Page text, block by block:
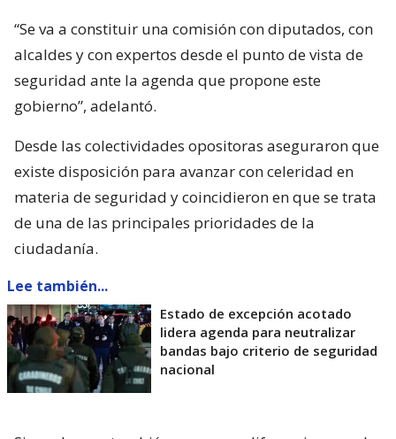
“Se va a constituir una comisión con diputados, con
alcaldes y con expertos desde el punto de vista de
seguridad ante la agenda que propone este
gobierno”, adelantó.
Desde las colectividades opositoras aseguraron que
existe disposición para avanzar con celeridad en
materia de seguridad y coincidieron en que se trata
de una de las principales prioridades de la
ciudadanía.
Lee también...
Estado de excepción acotado
lidera agenda para neutralizar
bandas bajo criterio de seguridad
nacional